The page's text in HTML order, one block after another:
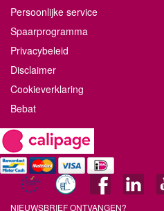
Persoonlijke service
Spaarprogramma
Privacybeleid
Disclaimer
Cookieverklaring
Bebat
NIEUWSBRIEF ONTVANGEN?